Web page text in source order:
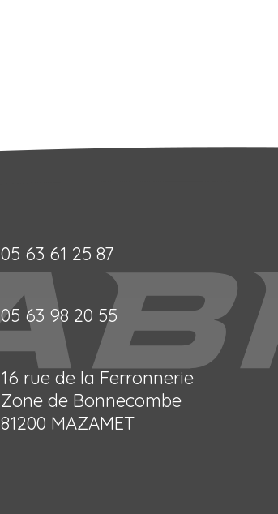
05 63 61 25 87
05 63 98 20 55
16 rue de la Ferronnerie
Zone de Bonnecombe
81200 MAZAMET